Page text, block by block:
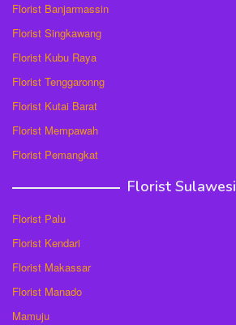
Florist Banjarmassin
Florist Singkawang
Florist Kubu Raya
Florist Tenggaronng
Florist Kutai Barat
Florist Mempawah
Florist Pemangkat
Florist Sulawesi
Florist Palu
Florist Kendari
Florist Makassar
Florist Manado
Mamuju